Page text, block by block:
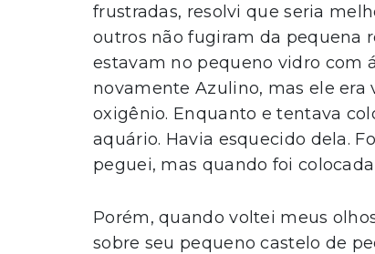
frustradas, resolvi que seria
outros não fugiram da pequena
estavam no pequeno vidro com
novamente Azulino, mas ele
oxigênio. Enquanto e tentava
aquário. Havia esquecido dela.
peguei, mas quando foi
Porém, quando voltei meus
sobre seu pequeno castelo de